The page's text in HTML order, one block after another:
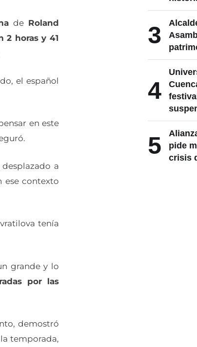
de Roland
2 horas y 41
el español
en este
desplazado a
ese contexto
tenía
grande y lo
por las
demostró
temporada,
3
4
5
pide
crisis